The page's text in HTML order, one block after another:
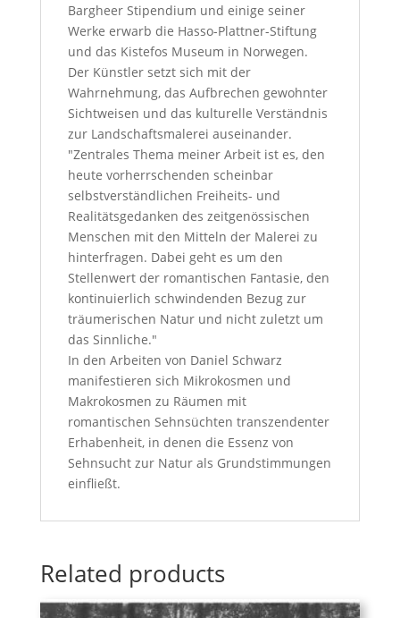
Bargheer Stipendium und einige seiner
Werke erwarb die Hasso-Plattner-Stiftung
und das Kistefos Museum in Norwegen.
Der Künstler setzt sich mit der
Wahrnehmung, das Aufbrechen gewohnter
Sichtweisen und das kulturelle Verständnis
zur Landschaftsmalerei auseinander.
"Zentrales Thema meiner Arbeit ist es, den
heute vorherrschenden scheinbar
selbstverständlichen Freiheits- und
Realitätsgedanken des zeitgenössischen
Menschen mit den Mitteln der Malerei zu
hinterfragen. Dabei geht es um den
Stellenwert der romantischen Fantasie, den
kontinuierlich schwindenden Bezug zur
träumerischen Natur und nicht zuletzt um
das Sinnliche."
In den Arbeiten von Daniel Schwarz
manifestieren sich Mikrokosmen und
Makrokosmen zu Räumen mit
romantischen Sehnsüchten transzendenter
Erhabenheit, in denen die Essenz von
Sehnsucht zur Natur als Grundstimmungen
einfließt.
Related products